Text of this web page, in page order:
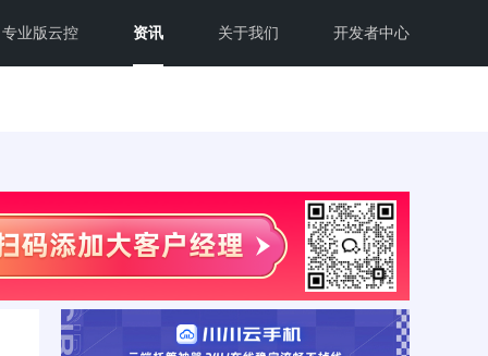
专业版云控 资讯 关于我们 开发者中心